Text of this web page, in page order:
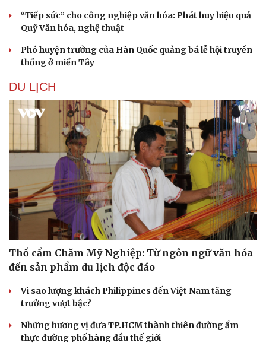
“Tiếp sức” cho công nghiệp văn hóa: Phát huy hiệu quả
Quỹ Văn hóa, nghệ thuật
Phó huyện trưởng của Hàn Quốc quảng bá lễ hội truyền
thống ở miền Tây
DU LỊCH
Thổ cẩm Chăm Mỹ Nghiệp: Từ ngôn ngữ văn hóa
đến sản phẩm du lịch độc đáo
Vì sao lượng khách Philippines đến Việt Nam tăng
trưởng vượt bậc?
Những hương vị đưa TP.HCM thành thiên đường ẩm
thực đường phố hàng đầu thế giới